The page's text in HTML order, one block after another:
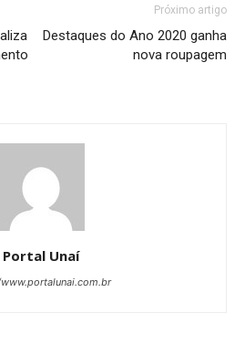
Próximo artigo
Destaques do Ano 2020 ganha
nova roupagem
Portal Unaí